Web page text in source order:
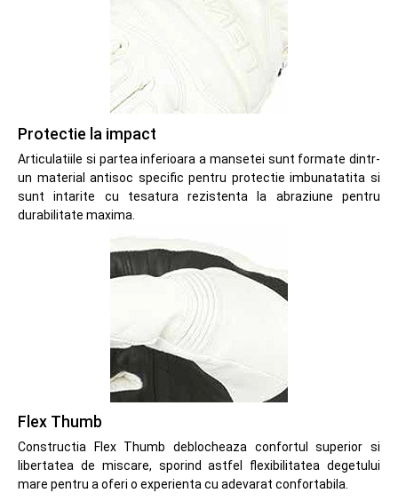
Protectie la impact
Articulatiile si partea inferioara a mansetei sunt formate dintr-
un material antisoc specific pentru protectie imbunatatita si
sunt intarite cu tesatura rezistenta la abraziune pentru
durabilitate maxima.
Flex Thumb
Constructia Flex Thumb deblocheaza confortul superior si
libertatea de miscare, sporind astfel flexibilitatea degetului
mare pentru a oferi o experienta cu adevarat confortabila.